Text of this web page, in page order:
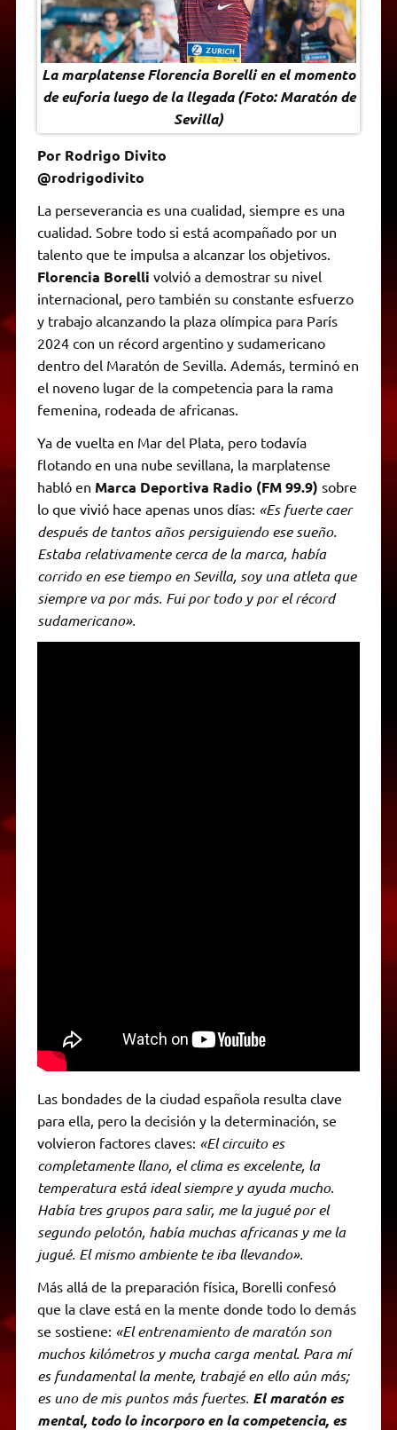
La marplatense Florencia Borelli en el momento
de euforia luego de la llegada (Foto: Maratón de
Sevilla)
Por Rodrigo Divito
@rodrigodivito
La perseverancia es una cualidad, siempre es una
cualidad. Sobre todo si está acompañado por un
talento que te impulsa a alcanzar los objetivos.
Florencia Borelli volvió a demostrar su nivel
internacional, pero también su constante esfuerzo
y trabajo alcanzando la plaza olímpica para París
2024 con un récord argentino y sudamericano
dentro del Maratón de Sevilla. Además, terminó en
el noveno lugar de la competencia para la rama
femenina, rodeada de africanas.
Ya de vuelta en Mar del Plata, pero todavía
flotando en una nube sevillana, la marplatense
habló en Marca Deportiva Radio (FM 99.9) sobre
lo que vivió hace apenas unos días: «Es fuerte caer
después de tantos años persiguiendo ese sueño.
Estaba relativamente cerca de la marca, había
corrido en ese tiempo en Sevilla, soy una atleta que
siempre va por más. Fui por todo y por el récord
sudamericano».
Las bondades de la ciudad española resulta clave
para ella, pero la decisión y la determinación, se
volvieron factores claves: «El circuito es
completamente llano, el clima es excelente, la
temperatura está ideal siempre y ayuda mucho.
Había tres grupos para salir, me la jugué por el
segundo pelotón, había muchas africanas y me la
jugué. El mismo ambiente te iba llevando».
Más allá de la preparación física, Borelli confesó
que la clave está en la mente donde todo lo demás
se sostiene: «El entrenamiento de maratón son
muchos kilómetros y mucha carga mental. Para mí
es fundamental la mente, trabajé en ello aún más;
es uno de mis puntos más fuertes. El maratón es
mental, todo lo incorporo en la competencia, es